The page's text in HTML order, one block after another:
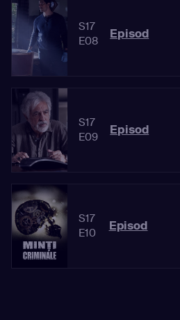
S17
E08
Episod
S17
E09
Episod
S17
E10
Episod